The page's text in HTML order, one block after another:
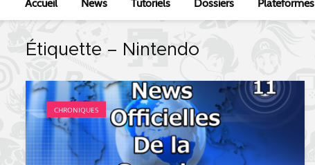
Accueil News Tutoriels Dossiers Plateformes
Étiquette – Nintendo
CHRONIQUES